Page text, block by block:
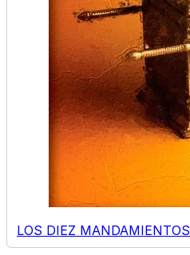
LOS DIEZ MANDAMIENTOS